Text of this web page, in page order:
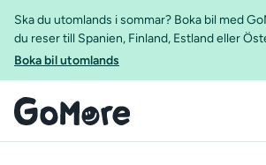
Ska du utomlands i sommar? Boka bil med
du reser till Spanien, Finland, Estland eller
Boka bil utomlands